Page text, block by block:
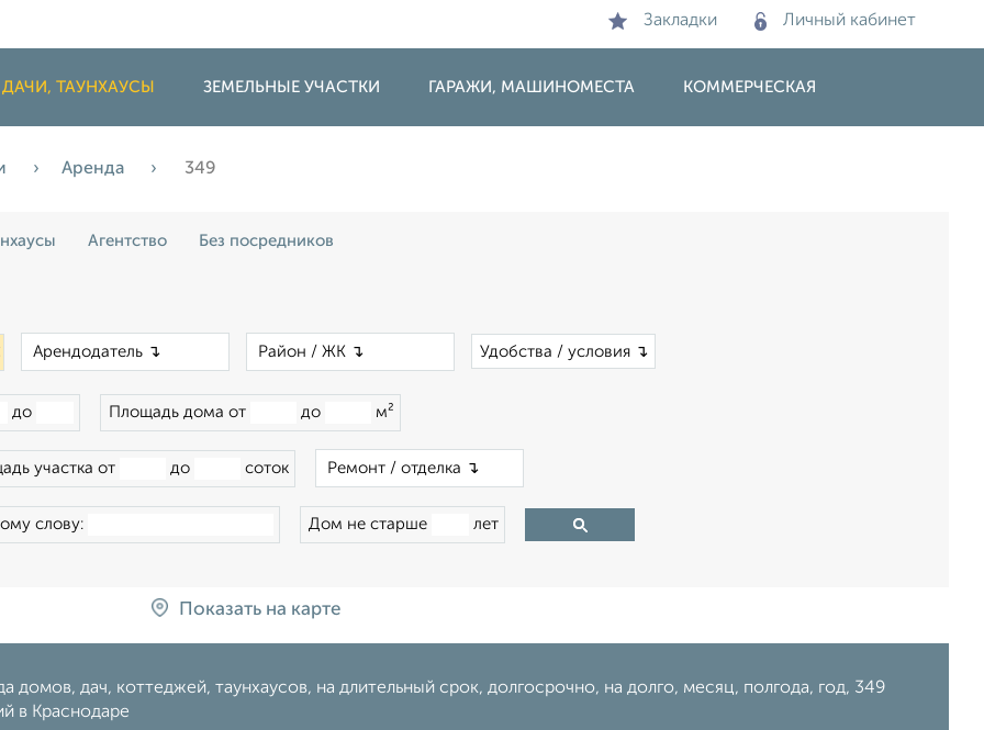
Закладки Личный кабинет
ТАУНХАУСЫ ЗЕМЕЛЬНЫЕ УЧАСТКИ ГАРАЖИ, МАШИНОМЕСТА КОММЕРЧЕСКАЯ
Аренда 349
Агентство Без посредников
Удобства / условия ↴
до Площадь дома от до м²
участка от до соток
слову: Дом не старше лет
Показать на карте
домов, дач, коттеджей, таунхаусов, на длительный срок, долгосрочно, на долго, месяц, полгода, год, 349
в Краснодаре